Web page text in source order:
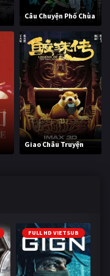
Câu Chuyện Phố Chùa
Giao Châu Truyện
FULL HD VIETSUB